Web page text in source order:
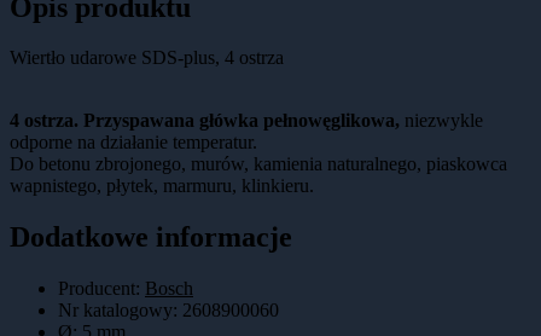
Opis produktu
Wiertło udarowe SDS-plus, 4 ostrza
4 ostrza. Przyspawana główka pełnowęglikowa, niezwykle
odporne na działanie temperatur.
Do betonu zbrojonego, murów, kamienia naturalnego, piaskowca
wapnistego, płytek, marmuru, klinkieru.
Dodatkowe informacje
Producent: Bosch
Nr katalogowy: 2608900060